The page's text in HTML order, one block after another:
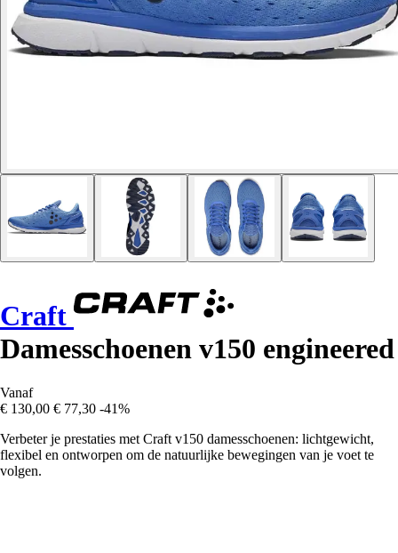
Craft
Damesschoenen v150 engineered
Vanaf
€ 130,00 € 77,30 -41%
Verbeter je prestaties met Craft v150 damesschoenen: lichtgewicht,
flexibel en ontworpen om de natuurlijke bewegingen van je voet te
volgen.